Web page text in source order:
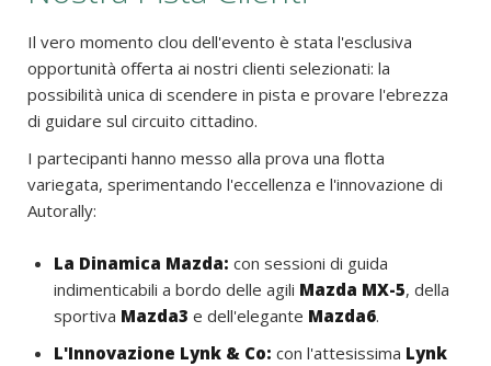
Il vero momento clou dell'evento è stata l'esclusiva
opportunità offerta ai nostri clienti selezionati: la
possibilità unica di scendere in pista e provare l'ebrezza
di guidare sul circuito cittadino.
I partecipanti hanno messo alla prova una flotta
variegata, sperimentando l'eccellenza e l'innovazione di
Autorally:
La Dinamica Mazda: con sessioni di guida
indimenticabili a bordo delle agili Mazda MX-5, della
sportiva Mazda3 e dell'elegante Mazda6.
L'Innovazione Lynk & Co: con l'attesissima Lynk